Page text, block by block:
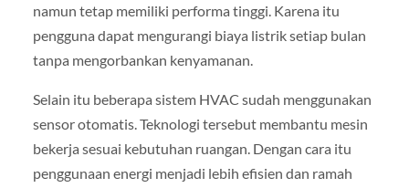
namun tetap memiliki performa tinggi. Karena itu
pengguna dapat mengurangi biaya listrik setiap bulan
tanpa mengorbankan kenyamanan.
Selain itu beberapa sistem HVAC sudah menggunakan
sensor otomatis. Teknologi tersebut membantu mesin
bekerja sesuai kebutuhan ruangan. Dengan cara itu
penggunaan energi menjadi lebih efisien dan ramah